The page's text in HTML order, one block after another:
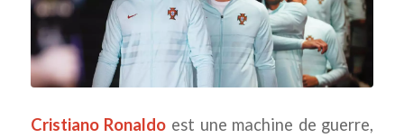
Cristiano Ronaldo est une machine de guerre,